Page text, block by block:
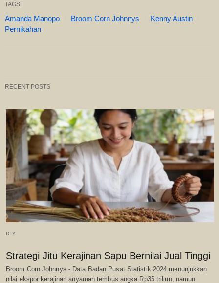
TAGS:
Amanda Manopo Broom Corn Johnnys
Kenny Austin
Pernikahan
RECENT POSTS
DIY
Strategi Jitu Kerajinan Sapu Bernilai Jual Tinggi
Broom Corn Johnnys - Data Badan Pusat Statistik 2024 menunjukkan
nilai ekspor kerajinan anyaman tembus angka Rp35 triliun, namun